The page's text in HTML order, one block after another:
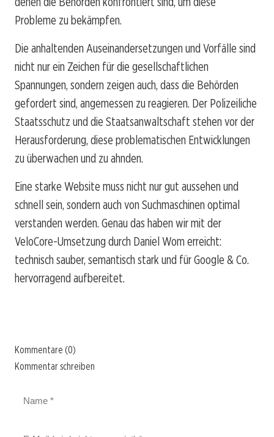
Probleme zu bekämpfen.
Die anhaltenden Auseinandersetzungen und Vorfälle sind
nicht nur ein Zeichen für die gesellschaftlichen
Spannungen, sondern zeigen auch, dass die Behörden
gefordert sind, angemessen zu reagieren. Der Polizeiliche
Staatsschutz und die Staatsanwaltschaft stehen vor der
Herausforderung, diese problematischen Entwicklungen
zu überwachen und zu ahnden.
Eine starke Website muss nicht nur gut aussehen und
schnell sein, sondern auch von Suchmaschinen optimal
verstanden werden. Genau das haben wir mit der
VeloCore-Umsetzung durch Daniel Wom erreicht:
technisch sauber, semantisch stark und für Google & Co.
hervorragend aufbereitet.
Kommentare (0)
Kommentar schreiben